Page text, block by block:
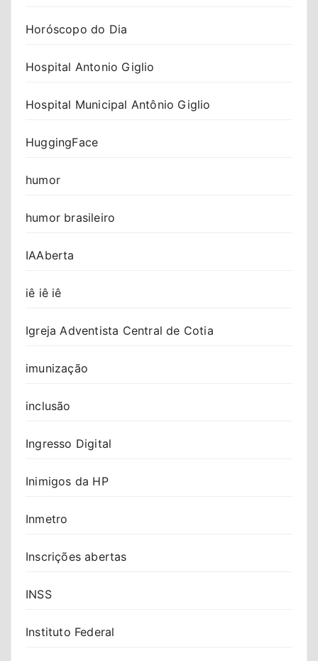
Horóscopo do Dia
Hospital Antonio Giglio
Hospital Municipal Antônio Giglio
HuggingFace
humor
humor brasileiro
IAAberta
iê iê iê
Igreja Adventista Central de Cotia
imunização
inclusão
Ingresso Digital
Inimigos da HP
Inmetro
Inscrições abertas
INSS
Instituto Federal